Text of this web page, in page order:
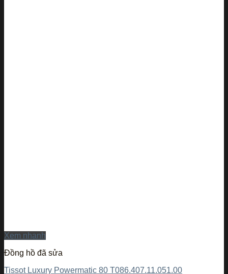
Xem nhanh
Đồng hồ đã sửa
Tissot Luxury Powermatic 80 T086.407.11.051.00